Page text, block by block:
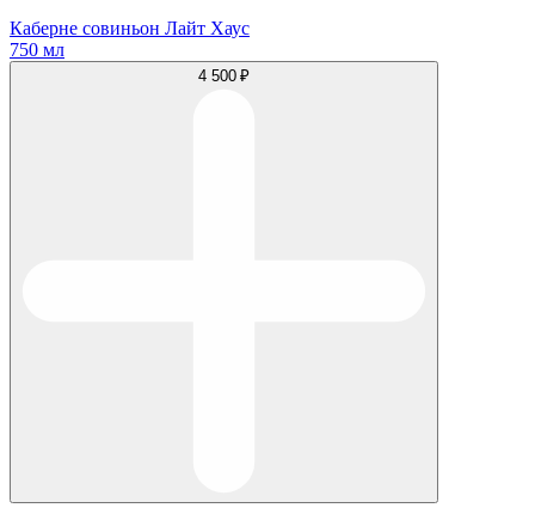
Каберне совиньон Лайт Хаус
750 мл
4 500 ₽